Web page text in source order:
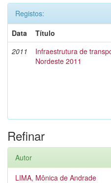
Registos:
Data
Título
2011
Infraestrutura de
Nordeste 2011
Refinar
Autor
LIMA, Mônica de Andrade